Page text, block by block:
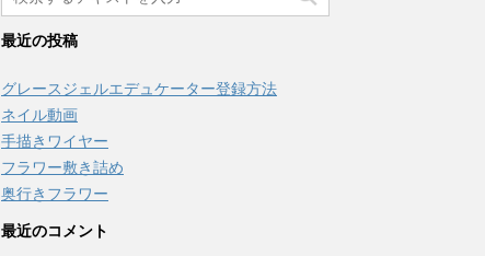
最近の投稿
グレースジェルエデュケーター登録方法
ネイル動画
手描きワイヤー
フラワー敷き詰め
奥行きフラワー
最近のコメント